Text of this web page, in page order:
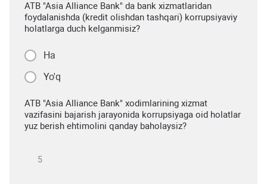
ATB "Asia Alliance Bank" da bank xizmatlaridan
foydalanishda (kredit olishdan tashqari) korrupsiyaviy
holatlarga duch kelganmisiz?
Ha
Yo'q
ATB "Asia Alliance Bank" xodimlarining xizmat
vazifasini bajarish jarayonida korrupsiyaga oid holatlar
yuz berish ehtimolini qanday baholaysiz?